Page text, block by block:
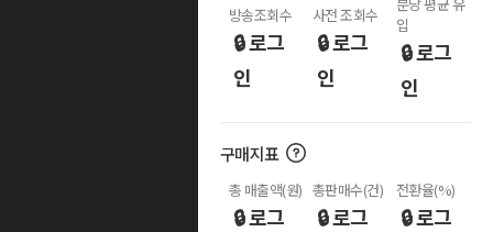
방송조회수
🔒 로그
인
사전 조회수
🔒 로그
인
입
🔒 로그
인
구매지표
총 매출액(원)
🔒 로그
총판매수(건)
🔒 로그
전환율(%)
🔒 로그